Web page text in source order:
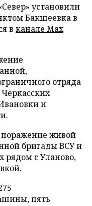
установили
Бакшеевка в
в канале Max
отряда
и
поражение живой
бригады ВСУ и
рядом с Уланово,
пять